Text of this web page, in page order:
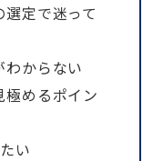
選定で迷って
わからない
極めるポイン
い